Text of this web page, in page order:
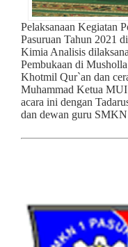
Pelaksanaan Kegiatan
Pasuruan Tahun 2021
Kimia Analisis
Pembukaan di
Khotmil Qur`an dan
Muhammad Ketua MUI
acara ini dengan
dan dewan guru